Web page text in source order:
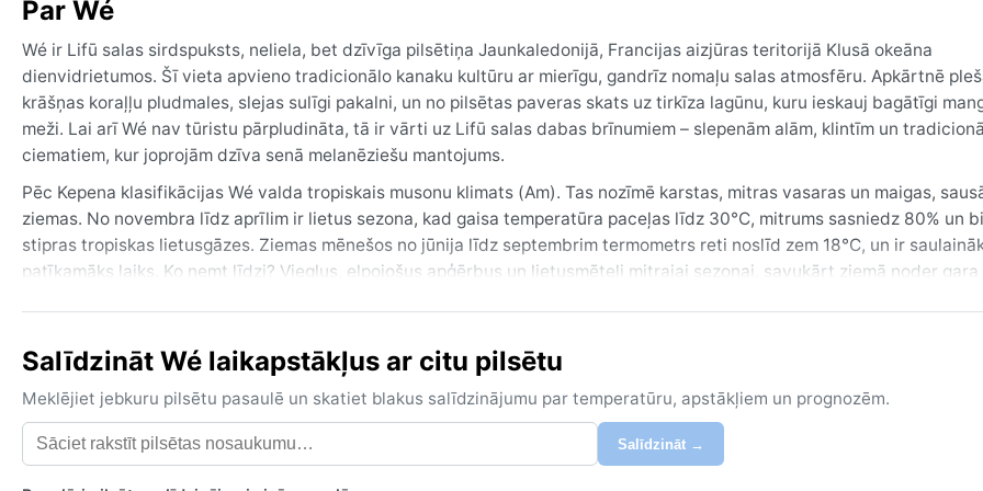
Par Wé
Wé ir Lifū salas sirdspuksts, neliela, bet dzīvīga pilsētiņa Jaunkaledonijā, Francijas aizjūras teritorijā Klusā okeāna
dienvidrietumos. Šī vieta apvieno tradicionālo kanaku kultūru ar mierīgu, gandrīz nomaļu salas atmosfēru. Apkārtnē
krāšņas koraļļu pludmales, slejas sulīgi pakalni, un no pilsētas paveras skats uz tirkīza lagūnu, kuru ieskauj bagātīgi
meži. Lai arī Wé nav tūristu pārpludināta, tā ir vārti uz Lifū salas dabas brīnumiem – slepenām alām, klintīm un
ciematiem, kur joprojām dzīva senā melanēziešu mantojums.
Pēc Kepena klasifikācijas Wé valda tropiskais musonu klimats (Am). Tas nozīmē karstas, mitras vasaras un maigas,
ziemas. No novembra līdz aprīlim ir lietus sezona, kad gaisa temperatūra paceļas līdz 30°C, mitrums sasniedz 80% un
stipras tropiskas lietusgāzes. Ziemas mēnešos no jūnija līdz septembrim termometrs reti noslīd zem 18°C, un ir
patīkamāks laiks. Ko ņemt līdzi? Vieglus, elpojošus apģērbus un lietusmēteli mitrajai sezonai, savukārt ziemā noder
Wé jārēķinās ar tropisko ciklonu risku, kas visbiežāk skar Jaunkaledoniju no janvāra līdz martam. Šīs vētras var nest
lietavas un vēja brāzmas, taču parasti tās ir prognozējamas. Musonu sezona var atnest arī ilgstošu apmākšanos un
vējus, bet starp lietusgāzēm debesis bieži skaidrojas, atklājot neaizmirstamas saulrieta krāsas virs lagūnas.
Salīdzināt Wé laikapstākļus ar citu pilsētu
Meklējiet jebkuru pilsētu pasaulē un skatiet blakus salīdzinājumu par temperatūru, apstākļiem un prognozēm.
Salīdzināt →